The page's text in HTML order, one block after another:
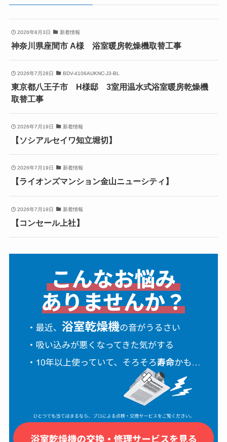
2026年8月3日 新着情報
神奈川県座間市 A様 浴室暖房乾燥機取替工事
2026年7月28日 BDV-4106AUKNC-J3-BL
東京都八王子市 H様邸 3室用温水式浴室暖房乾燥機
取替工事
2026年7月19日 新着情報
【ソシアルセイワ知立堀切】
2026年7月19日 新着情報
【ライオンズマンション金山ニューシティ】
2026年7月19日 新着情報
【コンセール上社】